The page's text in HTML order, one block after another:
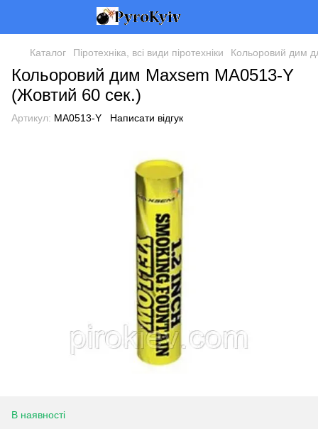
Каталог Піротехніка, всі види піротехніки Кольоровий дим
Кольоровий дим Maxsem MA0513-Y
(Жовтий 60 сек.)
Артикул: MA0513-Y Написати відгук
В наявності